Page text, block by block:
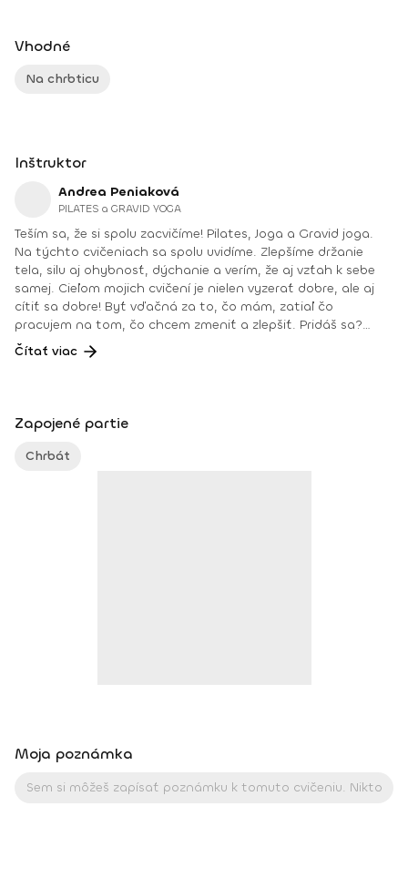
Vhodné
Na chrbticu
Inštruktor
Andrea Peniaková
PILATES a GRAVID YOGA
Teším sa, že si spolu zacvičíme! Pilates, Joga a Gravid joga.
Na týchto cvičeniach sa spolu uvidíme. Zlepšíme držanie
tela, silu aj ohybnosť, dýchanie a verím, že aj vzťah k sebe
samej. Cieľom mojich cvičení je nielen vyzerať dobre, ale aj
cítiť sa dobre! Byť vďačná za to, čo mám, zatiaľ čo
pracujem na tom, čo chcem zmeniť a zlepšiť. Pridáš sa?
Teším sa na teba na online lekciách vo Fitshakeri, aj vo
Fitshaker podcaste! Taktiež osobne na mojich hodinách v
týchto stránkach: FB: www.facebook.com/flowandrea9 IG :
@andrea_mindfulflow Dosiahnuté vzdelanie: • Špecializačný
kurz Pilates inštruktor (FACE CZECH academy), Brno, 2013 •
Čítať viac
Zapojené partie
Chrbát
Moja poznámka